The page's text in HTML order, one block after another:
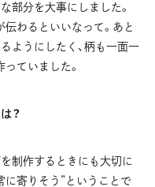
部分を大事にしました。
わるといいなって。あと
ようにしたく、柄も一面一
ていました。
？
制作するときにも大切に
に寄りそう”ということで